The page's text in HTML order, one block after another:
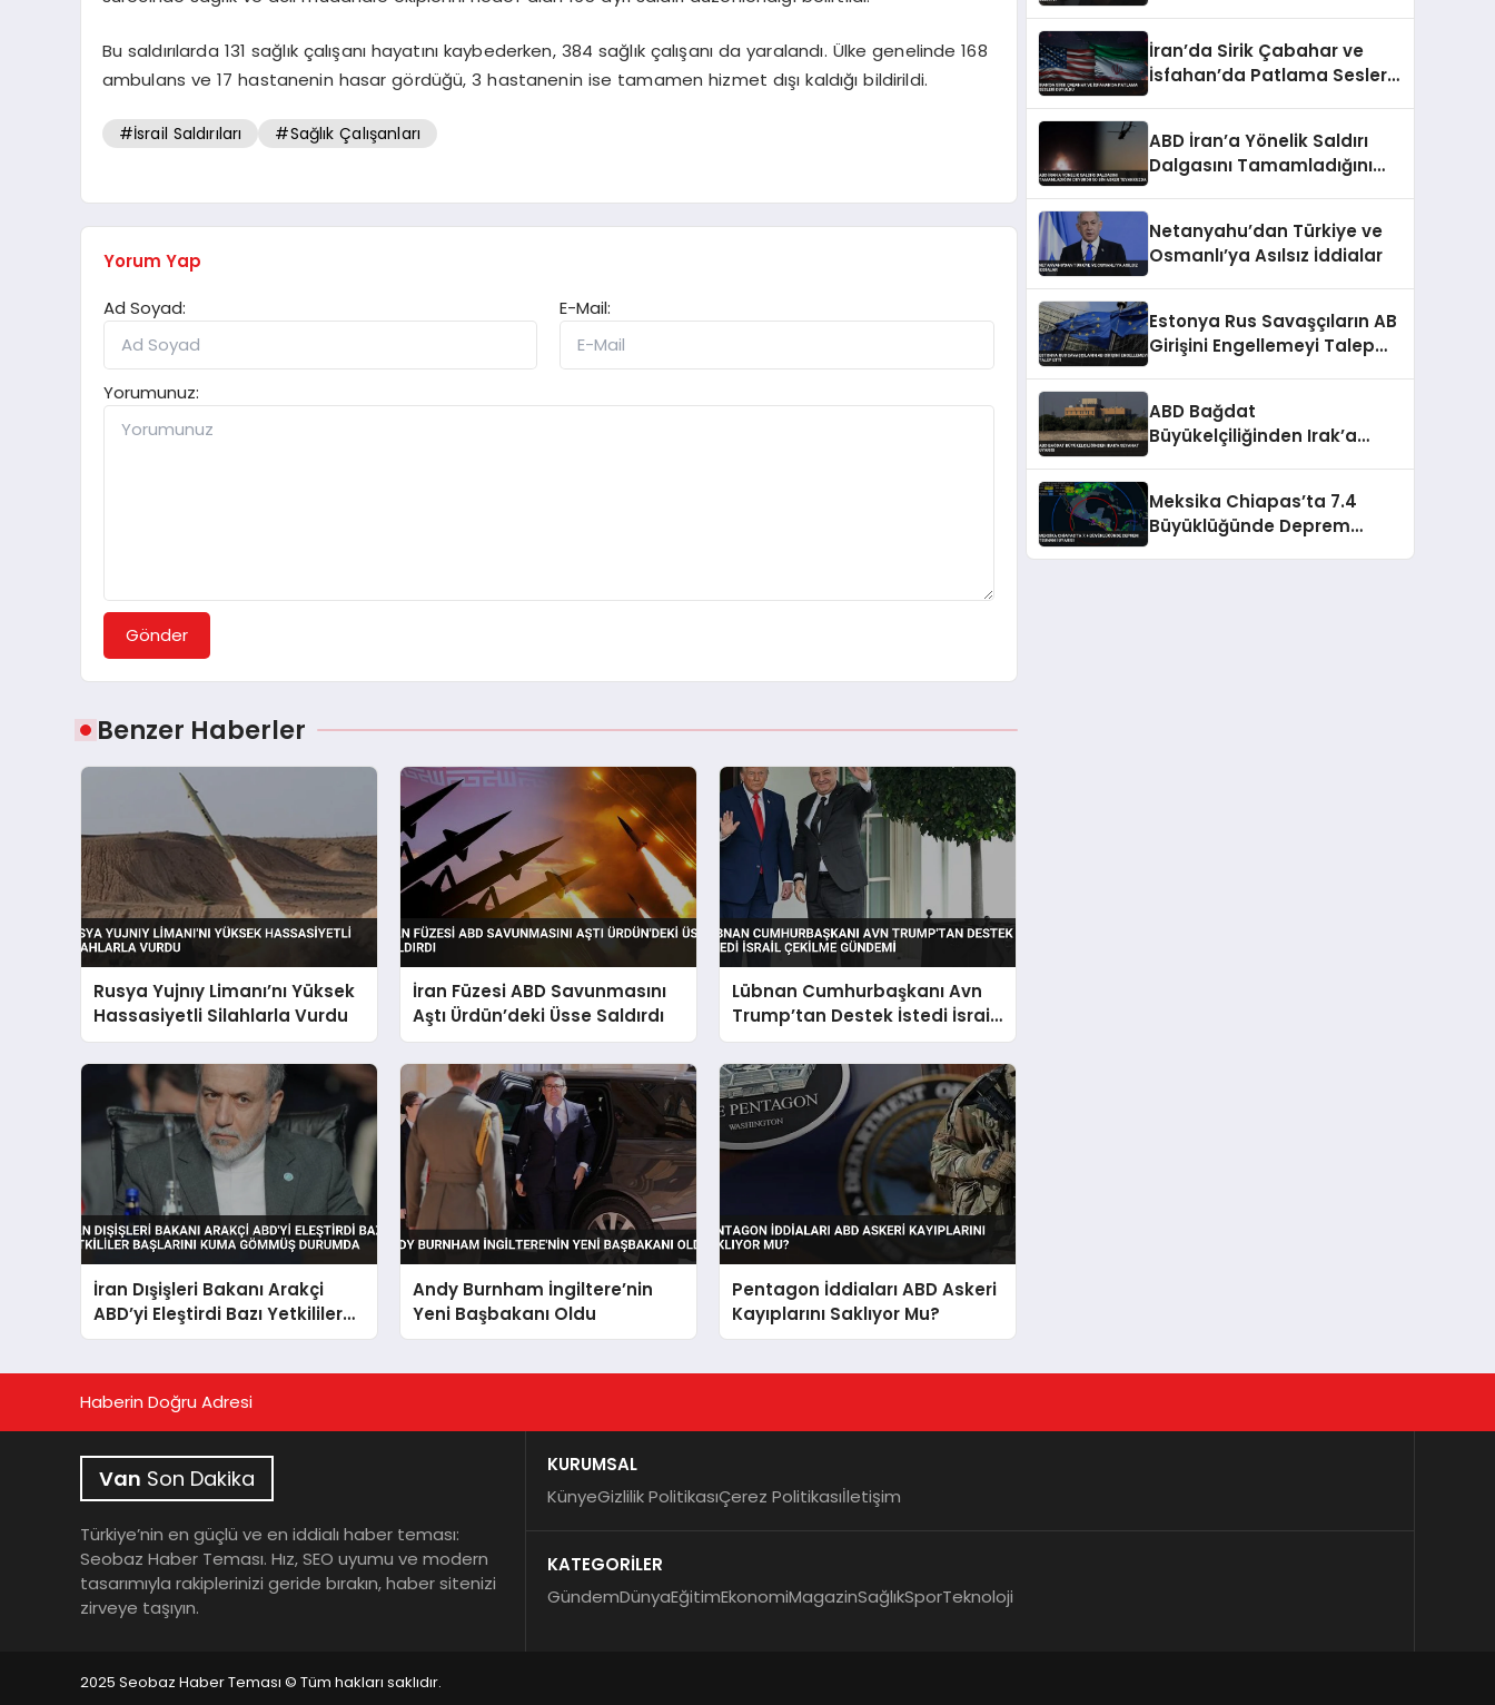
Bu saldırılarda 131 sağlık çalışanı hayatını kaybederken, 384 sağlık çalışanı da yaralandı. Ülke genelinde 168
ambulans ve 17 hastanenin hasar gördüğü, 3 hastanenin ise tamamen hizmet dışı kaldığı bildirildi.
#İsrail Saldırıları #Sağlık Çalışanları
Yorum Yap
Ad Soyad:
E-Mail:
Yorumunuz:
Gönder
Benzer Haberler
Rusya Yujnıy Limanı’nı Yüksek
Hassasiyetli Silahlarla Vurdu
İran Füzesi ABD Savunmasını
Aştı Ürdün’deki Üsse Saldırdı
Lübnan Cumhurbaşkanı Avn
Trump’tan Destek İstedi İsrail
Çekilme Gündemi
İran Dışişleri Bakanı Arakçi
ABD’yi Eleştirdi Bazı Yetkililer
Başlarını Kuma Gömmüş
Andy Burnham İngiltere’nin
Yeni Başbakanı Oldu
Pentagon İddiaları ABD Askeri
Kayıplarını Saklıyor Mu?
Belirtti
İran’da Sirik Çabahar ve
İsfahan’da Patlama Sesleri
ABD İran’a Yönelik Saldırı
Dalgasını Tamamladığını
Netanyahu’dan Türkiye ve
Osmanlı’ya Asılsız İddialar
Estonya Rus Savaşçıların AB
Girişini Engellemeyi Talep
ABD Bağdat
Büyükelçiliğinden Irak’a
Meksika Chiapas’ta 7.4
Büyüklüğünde Deprem
Haberin Doğru Adresi
Van Son Dakika
Türkiye’nin en güçlü ve en iddialı haber teması:
Seobaz Haber Teması. Hız, SEO uyumu ve modern
tasarımıyla rakiplerinizi geride bırakın, haber sitenizi
zirveye taşıyın.
KURUMSAL
KünyeGizlilik PolitikasıÇerez Politikasıİletişim
KATEGORİLER
GündemDünyaEğitimEkonomiMagazinSağlıkSporTeknoloji
2025 Seobaz Haber Teması © Tüm hakları saklıdır.